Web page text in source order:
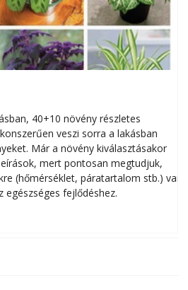
40+10 növény részletes
veszi sorra a lakásban
Már a növény kiválasztásakor
mert pontosan megtudjuk,
(hőmérséklet, páratartalom stb.) van
egészséges fejlődéshez.